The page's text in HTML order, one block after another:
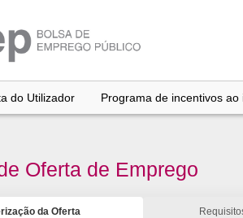
do Utilizador Programa de incentivos ao
Oferta de Emprego
da Oferta